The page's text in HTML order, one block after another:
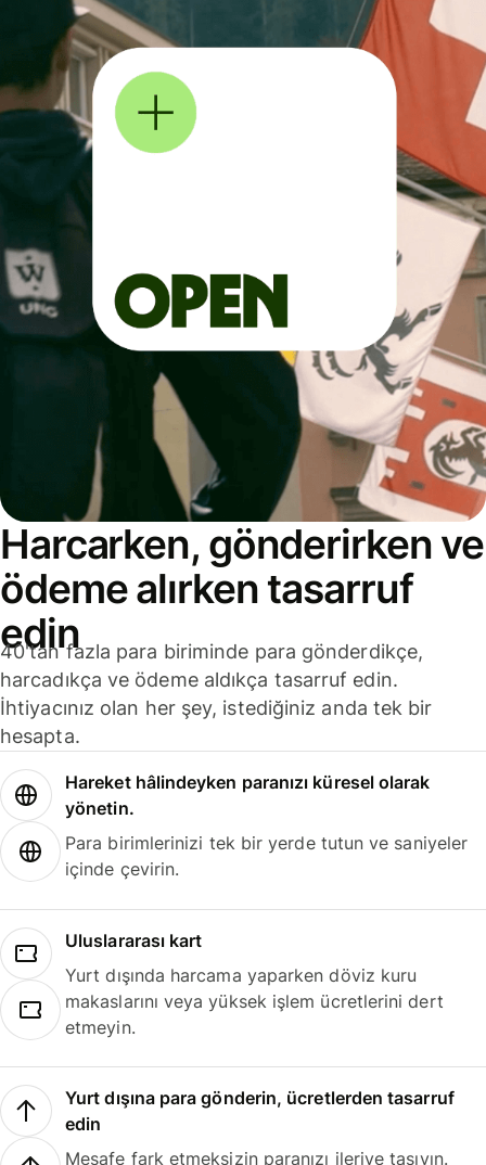
Harcarken, gönderirken ve
ödeme alırken tasarruf
edin
40'tan fazla para biriminde para gönderdikçe,
harcadıkça ve ödeme aldıkça tasarruf edin.
İhtiyacınız olan her şey, istediğiniz anda tek bir
hesapta.
Hareket hâlindeyken paranızı küresel olarak
yönetin.
Para birimlerinizi tek bir yerde tutun ve saniyeler
içinde çevirin.
Uluslararası kart
Yurt dışında harcama yaparken döviz kuru
makaslarını veya yüksek işlem ücretlerini dert
etmeyin.
Yurt dışına para gönderin, ücretlerden tasarruf
edin
Mesafe fark etmeksizin paranızı ileriye taşıyın.